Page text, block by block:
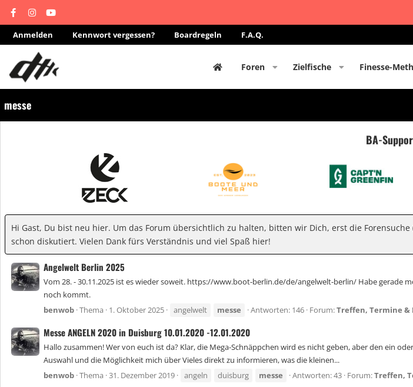
Anmelden Kennwort vergessen? Boardregeln F.A.Q.
Foren Zielfische Finesse-
messe
BA-
Hi Gast, Du bist neu hier. Um das Forum übersichtlich zu halten, bitten wir Dich, erst die
schon diskutiert. Vielen Dank fürs Verständnis und viel Spaß hier!
Angelwelt Berlin 2025
Vom 28. - 30.11.2025 ist es wieder soweit. https://www.boot-berlin.de/de/angelwelt-berlin/ Habe gerade
noch kommt.
benwob Thema 1. Oktober 2025 angelwelt messe Antworten: 146 Forum:Treffen, Termine &
Messe ANGELN 2020 in Duisburg 10.01.2020 -12.01.2020
Hallo zusammen! Wer von euch ist da? Klar, die Mega-Schnäppchen wird es nicht geben, aber den ein
Auswahl und die Möglichkeit mich über Vieles direkt zu informieren, was die kleinen...
benwob Thema 31. Dezember 2019 angeln duisburg messe Antworten: 43 Forum:Treffen,